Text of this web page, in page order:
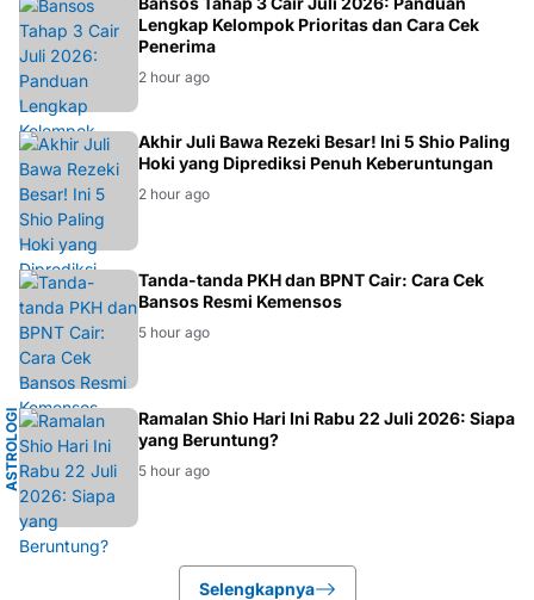
BANSOS
Lengkap Kelompok Prioritas dan Cara Cek
Penerima
2 hour ago
ASTROLOGI
Akhir Juli Bawa Rezeki Besar! Ini 5 Shio Paling
Hoki yang Diprediksi Penuh Keberuntungan
2 hour ago
BANSOS
Tanda-tanda PKH dan BPNT Cair: Cara Cek
Bansos Resmi Kemensos
5 hour ago
A
S
T
R
O
L
O
G
I
T
I
O
N
G
H
OA
Ramalan Shio Hari Ini Rabu 22 Juli 2026: Siapa
yang Beruntung?
5 hour ago
Selengkapnya